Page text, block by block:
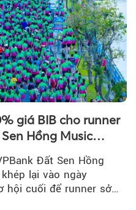
giá BIB cho runner
Hồng Music
Đất Sen Hồng
lại vào ngày
hội cuối để runner sở